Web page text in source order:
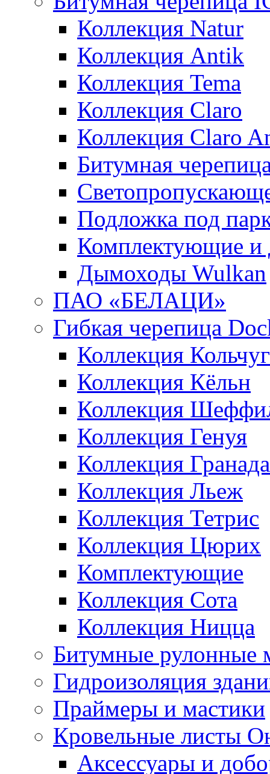
Коллекция Natur
Коллекция Antik
Коллекция Tema
Коллекция Claro
Коллекция Claro
Битумная
Подложка под
Комплектующие и
Дымоходы Wulkan
ПАО «БЕЛАЦИ»
Гибкая черепица
Коллекция
Коллекция Кёльн
Коллекция
Коллекция Генуя
Коллекция Гранада
Коллекция Льеж
Коллекция Тетрис
Коллекция Цюрих
Комплектующие
Коллекция Сота
Коллекция Ницца
Битумные рулонные
Гидроизоляция
Праймеры и мастики
Кровельные листы
Аксессуары и